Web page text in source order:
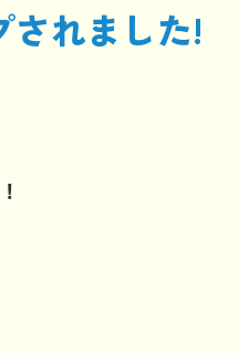
されました!